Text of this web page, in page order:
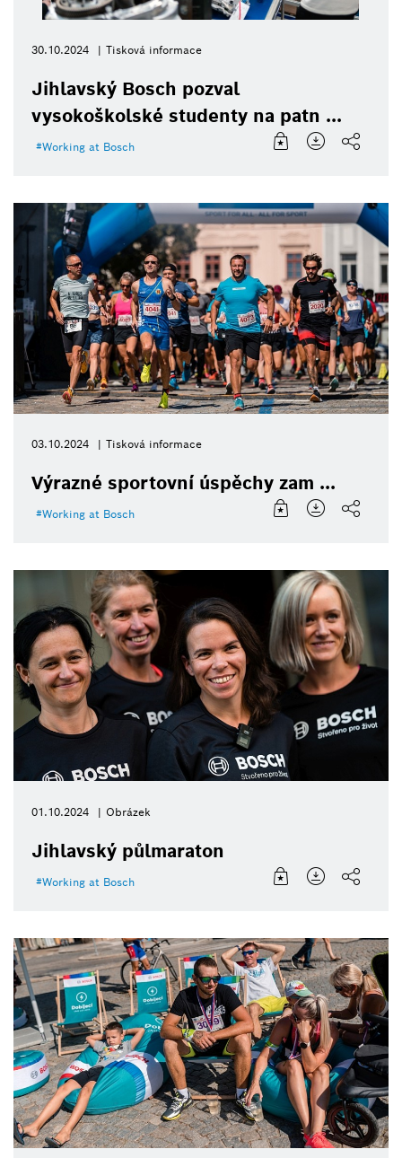
30.10.2024 Tisková informace
Jihlavský Bosch pozval
vysokoškolské studenty na patn ...
Working at Bosch
03.10.2024 Tisková informace
Výrazné sportovní úspěchy zam ...
Working at Bosch
01.10.2024 Obrázek
Jihlavský půlmaraton
Working at Bosch